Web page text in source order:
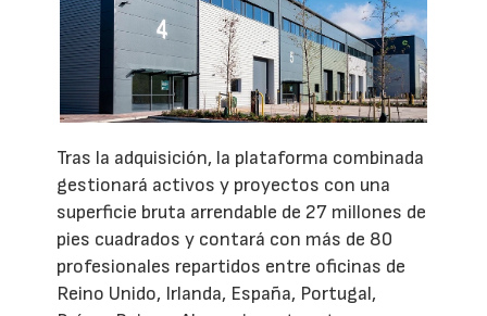
Tras la adquisición, la plataforma combinada
gestionará activos y proyectos con una
superficie bruta arrendable de 27 millones de
pies cuadrados y contará con más de 80
profesionales repartidos entre oficinas de
Reino Unido, Irlanda, España, Portugal,